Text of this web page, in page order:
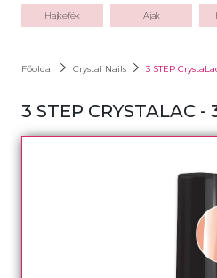
Hajkefék Ajak
Főoldal Crystal Nails 3 STEP
3 STEP CRYSTALAC -